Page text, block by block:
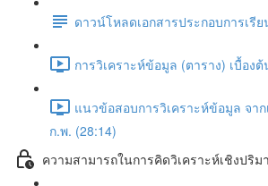
ดาวน์โหลดเอกสารประกอบการเรี
การวิเคราะห์ข้อมูล (ตาราง) เบื้อง
แนวข้อสอบการวิเคราะห์ข้อมูล จา
ก.พ. (28:14)
ความสามารถในการคิดวิเคราะห์เชิงปริม